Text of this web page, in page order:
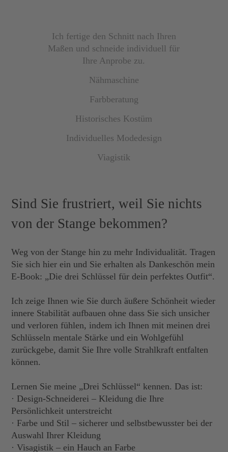
Ich fertige den Schnitt nach Ihren
Maßen und schneide individuell für
Ihre Anprobe zu.
Nähmaschine
Farbberatung
Historisches Kostüm
Individuelles Modedesign
Viagistik
Sind Sie frustriert, weil Sie nichts
von der Stange bekommen?
Weg von der Stange hin zu mehr Individualität. Tragen
Sie sich hier ein und Sie erhalten als Dankeschön mein
E-Book: „Die drei Schlüssel für dein perfektes Outfit“.
Ich zeige Ihnen wie Sie durch äußere Schönheit wieder
innere Stabilität aufbauen ohne dass Sie sich unsicher
und verloren fühlen, indem ich Ihnen mit meinen drei
Schlüsseln mentale Stärke und ein Wohlgefühl
zurückgebe, damit Sie Ihre volle Strahlkraft entfalten
können.
Lernen Sie meine „Drei Schlüssel“ kennen. Das ist:
· Design-Schneiderei – Kleidung die Ihre
Persönlichkeit unterstreicht
· Farbe und Stil – sicherer und selbstbewusster bei der
Auswahl Ihrer Kleidung
· Visagistik – ein Hauch an Farbe